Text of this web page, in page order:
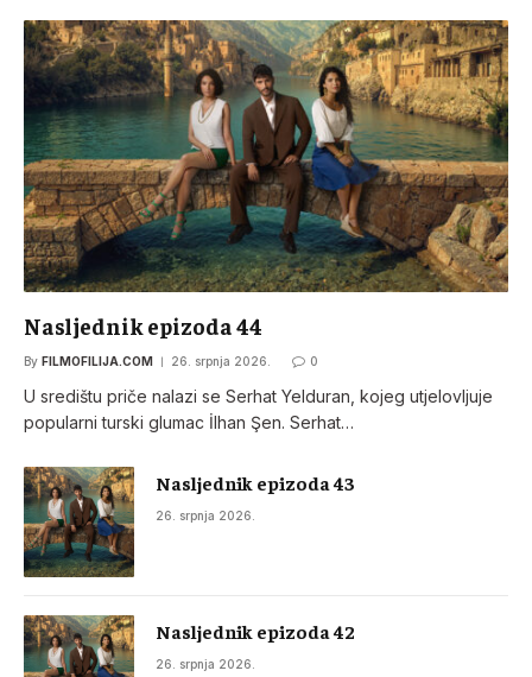
Nasljednik epizoda 44
By FILMOFILIJA.COM 26. srpnja 2026. 0
U središtu priče nalazi se Serhat Yelduran, kojeg utjelovljuje
popularni turski glumac İlhan Şen. Serhat…
Nasljednik epizoda 43
26. srpnja 2026.
Nasljednik epizoda 42
26. srpnja 2026.